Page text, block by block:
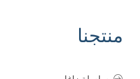
منتجنا